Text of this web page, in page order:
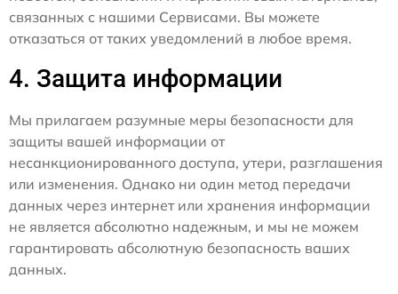
связанных с нашими Сервисами. Вы можете
отказаться от таких уведомлений в любое время.
4. Защита информации
Мы прилагаем разумные меры безопасности для
защиты вашей информации от
несанкционированного доступа, утери, разглашения
или изменения. Однако ни один метод передачи
данных через интернет или хранения информации
не является абсолютно надежным, и мы не можем
гарантировать абсолютную безопасность ваших
данных.